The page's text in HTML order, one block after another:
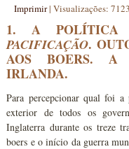
Imprimir|Visualizações: 7123
1. A POLÍTICA
PACIFICAÇÃO.
AOS BOERS. A
IRLANDA.
Para percepcionar qual foi
exterior de todos os
Inglaterra durante os treze
boers e o início da guerra